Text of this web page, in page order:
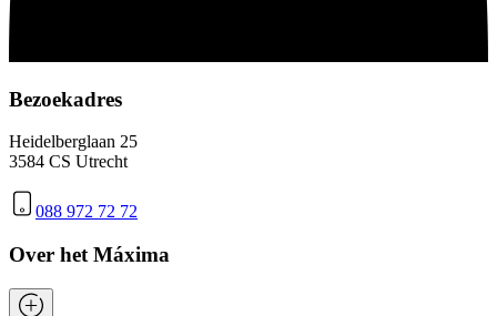
Bezoekadres
Heidelberglaan 25
3584 CS Utrecht
088 972 72 72
Over het Máxima